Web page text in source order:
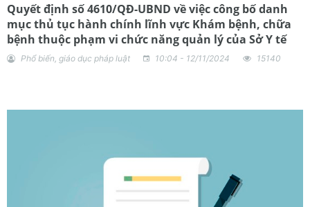
Quyết định số 4610/QĐ-UBND về việc công bố danh
mục thủ tục hành chính lĩnh vực Khám bệnh, chữa
bệnh thuộc phạm vi chức năng quản lý của Sở Y tế
Phổ biến, giáo dục pháp luật 10:04 - 12/11/2024 15140